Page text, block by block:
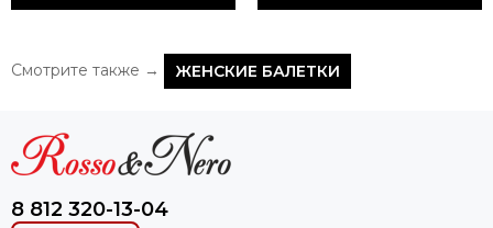
Смотрите также → ЖЕНСКИЕ БАЛЕТКИ
8 812 320-13-04